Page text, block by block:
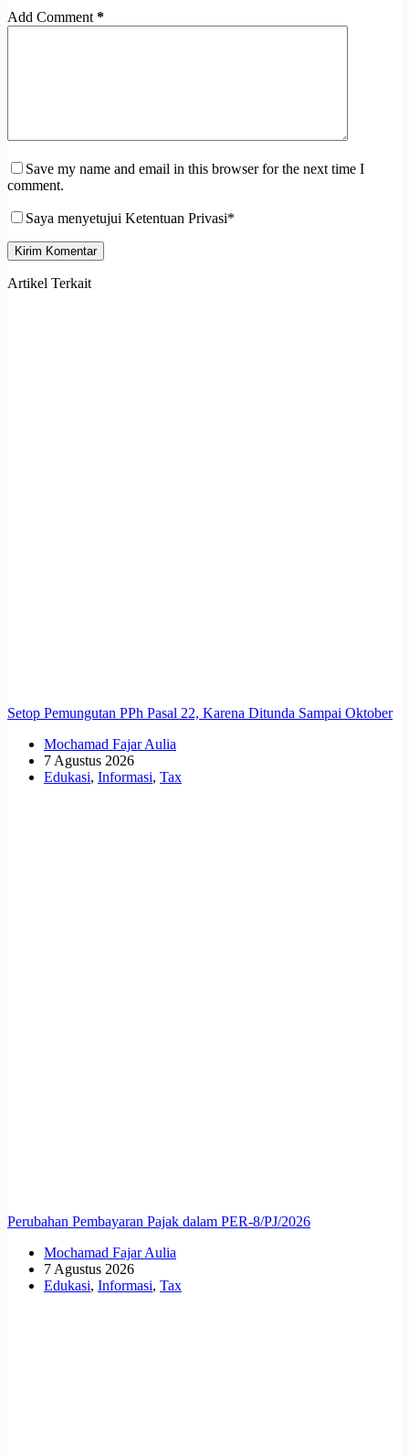
Add Comment *
Save my name and email in this browser for the next time I
comment.
Saya menyetujui Ketentuan Privasi*
Kirim Komentar
Artikel Terkait
Setop Pemungutan PPh Pasal 22, Karena Ditunda Sampai Oktober
Mochamad Fajar Aulia
7 Agustus 2026
Edukasi, Informasi, Tax
Perubahan Pembayaran Pajak dalam PER-8/PJ/2026
Mochamad Fajar Aulia
7 Agustus 2026
Edukasi, Informasi, Tax